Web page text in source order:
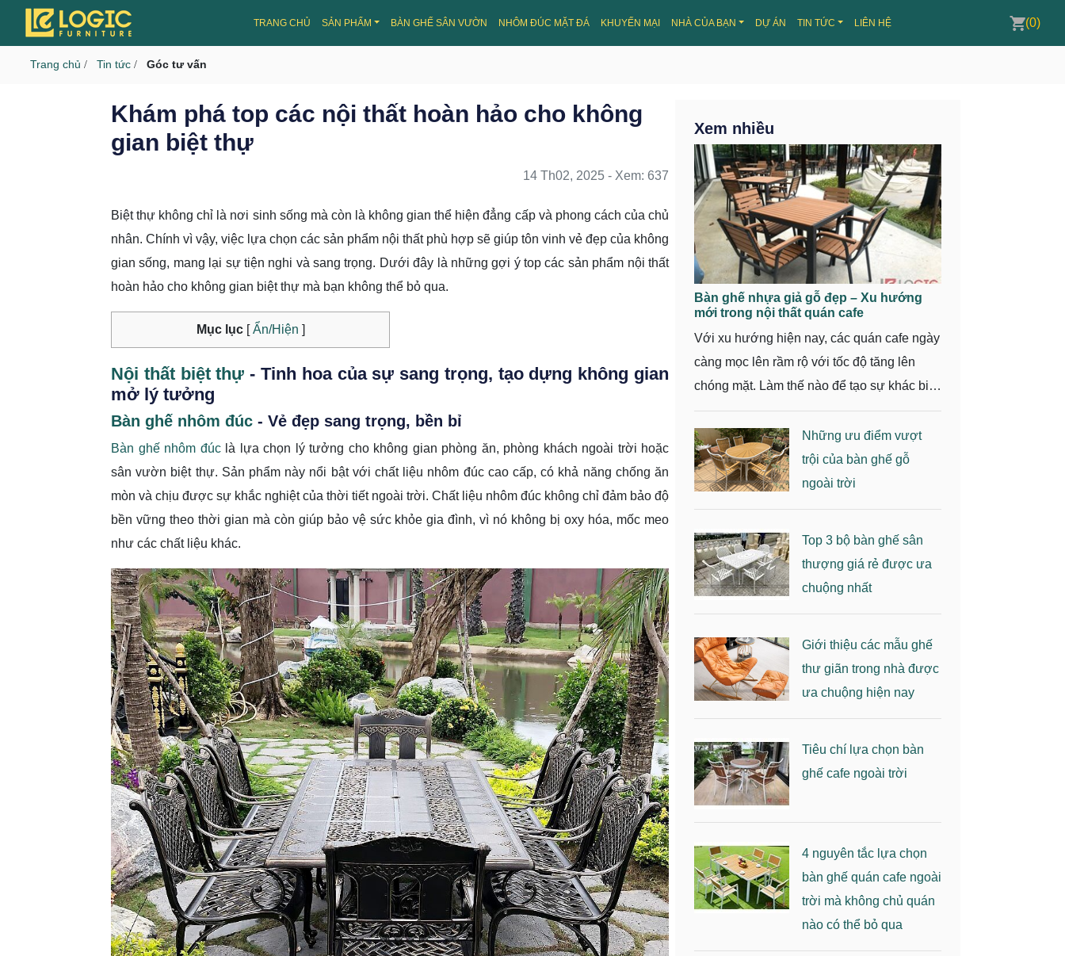
Toggle navigation
CMS v3.0 TRANG CHỦ SẢN PHẨM BÀN GHẾ SÂN VƯỜN NHÔM ĐÚC MẶT ĐÁ KHUYẾN MẠI NHÀ CỦA BẠN DỰ ÁN TIN TỨC LIÊN HỆ (0)
Trang chủ / Tin tức / Góc tư vấn
Khám phá top các nội thất hoàn hảo cho không
gian biệt thự
14 Th02, 2025 - Xem: 637
Biệt thự không chỉ là nơi sinh sống mà còn là không gian thể hiện đẳng cấp và phong cách của chủ
nhân. Chính vì vậy, việc lựa chọn các sản phẩm nội thất phù hợp sẽ giúp tôn vinh vẻ đẹp của không
gian sống, mang lại sự tiện nghi và sang trọng. Dưới đây là những gợi ý top các sản phẩm nội thất
hoàn hảo cho không gian biệt thự mà bạn không thể bỏ qua.
Mục lục[Ẩn/Hiện ]
Nội thất biệt thự - Tinh hoa của sự sang trọng, tạo dựng không gian
mở lý tưởng
Bàn ghế nhôm đúc - Vẻ đẹp sang trọng, bền bỉ
Bàn ghế nhôm đúclà lựa chọn lý tưởng cho không gian phòng ăn, phòng khách ngoài trời hoặc
sân vườn biệt thự. Sản phẩm này nổi bật với chất liệu nhôm đúc cao cấp, có khả năng chống ăn
mòn và chịu được sự khắc nghiệt của thời tiết ngoài trời. Chất liệu nhôm đúc không chỉ đảm bảo độ
bền vững theo thời gian mà còn giúp bảo vệ sức khỏe gia đình, vì nó không bị oxy hóa, mốc meo
như các chất liệu khác.
Xem nhiều
Bàn ghế nhựa giả gỗ đẹp – Xu hướng
mới trong nội thất quán cafe
Với xu hướng hiện nay, các quán cafe ngày
càng mọc lên rầm rộ với tốc độ tăng lên
chóng mặt. Làm thế nào để tạo sự khác biệt
với những quán cafe khác là một việc
không hề dễ dàng. Vậy tại sao không thử
bố trí những bộ bàn ghế nhựa giả gỗ đẹp
với nhiều kiểu dáng cho không gian quán
quán cafe thì chúng ta hãy cùng nhau tìm
hiểu.
Những ưu điểm vượt
trội của bàn ghế gỗ
ngoài trời
Top 3 bộ bàn ghế sân
thượng giá rẻ được ưa
chuộng nhất
Giới thiệu các mẫu ghế
thư giãn trong nhà được
ưa chuộng hiện nay
Tiêu chí lựa chọn bàn
ghế cafe ngoài trời
4 nguyên tắc lựa chọn
bàn ghế quán cafe ngoài
trời mà không chủ quán
nào có thể bỏ qua